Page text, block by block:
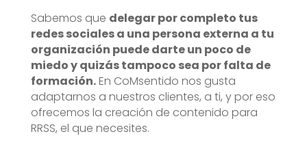
Sabemos que delegar por completo tus
redes sociales a una persona externa a tu
organización puede darte un poco de
miedo y quizás tampoco sea por falta de
formación.En CoMsentido nos gusta
adaptarnos a nuestros clientes, a ti, y por eso
ofrecemos la creación de contenido para
RRSS, el que necesites.